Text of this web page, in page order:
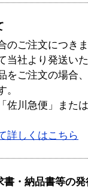
のご注文につき
当社より発送い
をご注文の場合
。
佐川急便」また
詳しくはこちら
書・納品書等の